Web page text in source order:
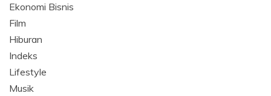
Ekonomi Bisnis
Film
Hiburan
Indeks
Lifestyle
Musik